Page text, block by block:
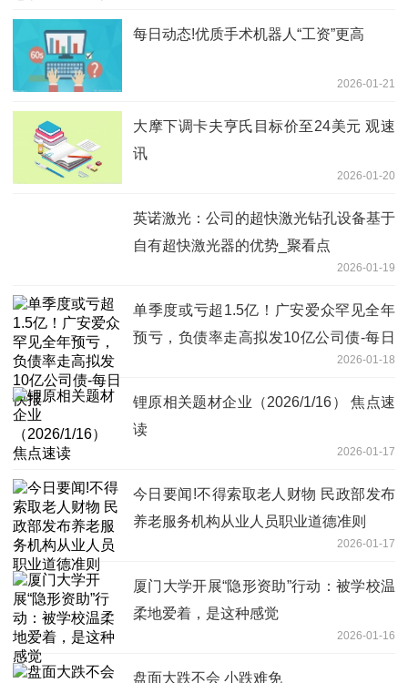
每日动态!优质手术机器人“工资”更高
2026-01-21
大摩下调卡夫亨氏目标价至24美元 观速
讯
2026-01-20
英诺激光：公司的超快激光钻孔设备基于
自有超快激光器的优势_聚看点
2026-01-19
单季度或亏超1.5亿！广安爱众罕见全年
预亏，负债率走高拟发10亿公司债-每日
2026-01-18
锂原相关题材企业（2026/1/16） 焦点速
读
2026-01-17
今日要闻!不得索取老人财物 民政部发布
养老服务机构从业人员职业道德准则
2026-01-17
厦门大学开展“隐形资助”行动：被学校温
柔地爱着，是这种感觉
2026-01-16
盘面大跌不会 小跌难免